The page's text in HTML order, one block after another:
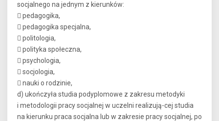
socjalnego na jednym z kierunków:
 pedagogika,
 pedagogika specjalna,
 politologia,
 polityka społeczna,
 psychologia,
 socjologia,
 nauki o rodzinie,
d) ukończyła studia podyplomowe z zakresu metodyki
i metodologii pracy socjalnej w uczelni realizują-cej studia
na kierunku praca socjalna lub w zakresie pracy socjalnej, po